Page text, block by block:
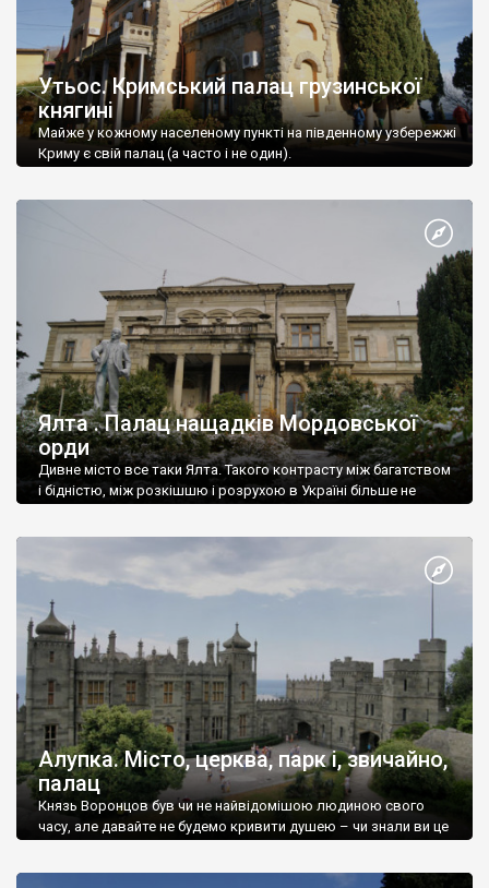
Утьос. Кримський палац грузинської
княгині
Майже у кожному населеному пункті на південному узбережжі
Криму є свій палац (а часто і не один).
Ялта . Палац нащадків Мордовської
орди
Дивне місто все таки Ялта. Такого контрасту між багатством
і бідністю, між розкішшю і розрухою в Україні більше не
Алупка. Місто, церква, парк і, звичайно,
палац
Князь Воронцов був чи не найвідомішою людиною свого
часу, але давайте не будемо кривити душею – чи знали ви це